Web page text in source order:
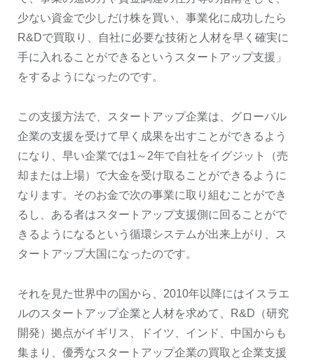
少ない資金で少しだけ株を買い、事業化に成功したら
R&Dで買取り、自社に必要な技術と人材を早く確実に
手に入れることができるというスタートアップ支援」
をするようになったのです。
この支援方法で、スタートアップ企業は、グローバル
企業の支援を受けて早く成果を出すことができるよう
になり、早い企業では1～2年で自社をイグジット（売
却または上場）で大金を受け取ることができるように
なります。そのお金で次の事業に取り組むことができ
るし、ある者はスタートアップ支援側に回ることがで
きるようになるという循環システムが出来上がり、ス
タートアップ大国になったのです。
それを見た世界中の国から、2010年以降にはイスラエ
ルのスタートアップ企業と人材を求めて、R&D（研究
開発）拠点がイギリス、ドイツ、インド、中国からも
集まり、優秀なスタートアップ企業の買取と企業支援